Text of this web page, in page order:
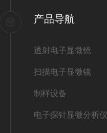
产品导航
透射电子显微镜
扫描电子显微镜
制样设备
电子探针显微分析仪